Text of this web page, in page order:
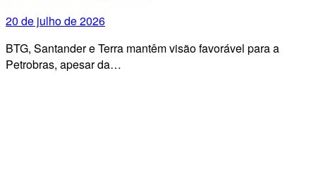
20 de julho de 2026
BTG, Santander e Terra mantêm visão favorável para a
Petrobras, apesar da…